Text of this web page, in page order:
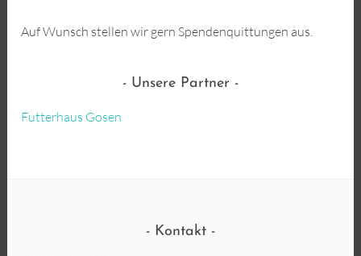
Auf Wunsch stellen wir gern Spendenquittungen aus.
Unsere Partner
Futterhaus Gosen
Kontakt